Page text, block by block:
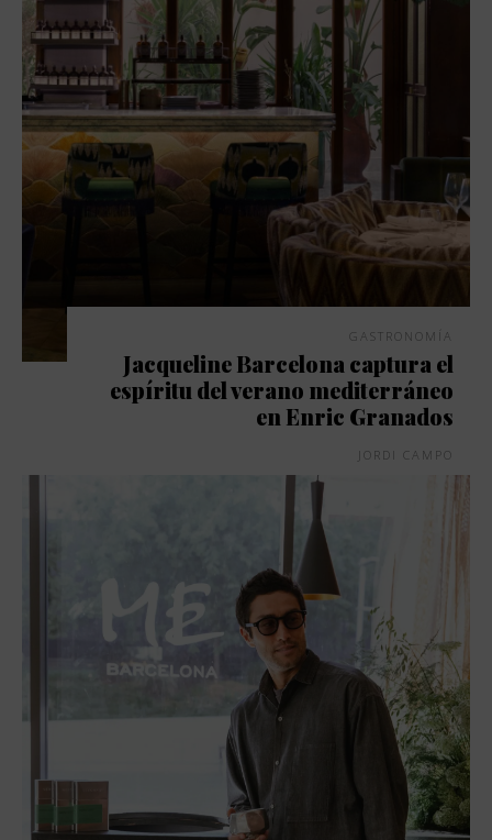
GASTRONOMÍA
Jacqueline Barcelona captura el
espíritu del verano mediterráneo
en Enric Granados
JORDI CAMPO